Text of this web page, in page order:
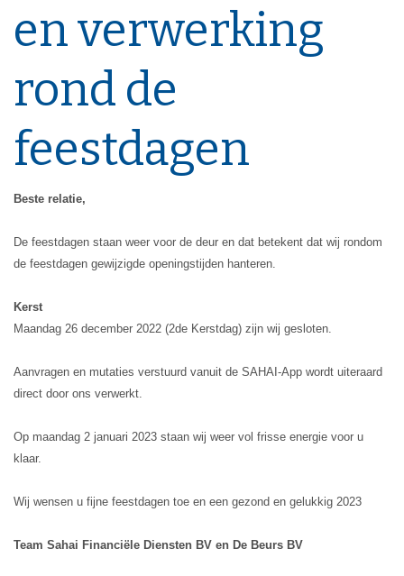
en verwerking
rond de
feestdagen
Beste relatie,
De feestdagen staan weer voor de deur en dat betekent dat wij rondom
de feestdagen gewijzigde openingstijden hanteren.
Kerst
Maandag 26 december 2022 (2de Kerstdag) zijn wij gesloten.
Aanvragen en mutaties verstuurd vanuit de SAHAI-App wordt uiteraard
direct door ons verwerkt.
Op maandag 2 januari 2023 staan wij weer vol frisse energie voor u
klaar.
Wij wensen u fijne feestdagen toe en een gezond en gelukkig 2023
Team Sahai Financiële Diensten BV en De Beurs BV